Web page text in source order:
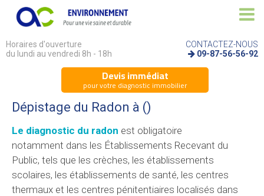
Horaires d'ouverture
du lundi au vendredi 8h - 18h
CONTACTEZ-NOUS
09-87-56-56-92
Devis immédiat
pour votre diagnostic immobilier
Dépistage du Radon à ()
Le diagnostic du radon est obligatoire
notamment dans les Établissements Recevant du
Public, tels que les crèches, les établissements
scolaires, les établissements de santé, les centres
thermaux et les centres pénitentiaires localisés dans